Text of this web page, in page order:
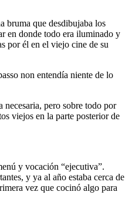
bruma que desdibujaba los
en donde todo era iluminado y
por él en el viejo cine de su
non entendía niente de lo
necesaria, pero sobre todo por
viejos en la parte posterior de
y vocación “ejecutiva”.
y ya al año estaba cerca de
vez que cocinó algo para